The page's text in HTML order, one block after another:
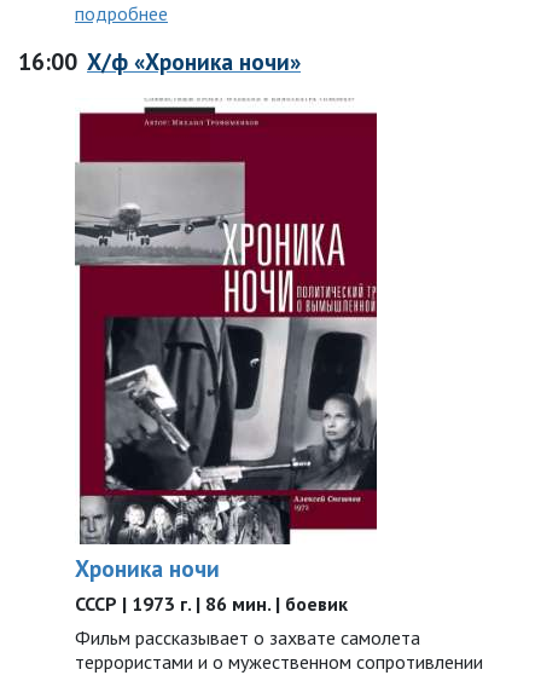
подробнее
16:00 Х/ф «Хроника ночи»
Хроника ночи
СССР | 1973 г. | 86 мин. | боевик
Фильм рассказывает о захвате самолета
террористами и о мужественном сопротивлении